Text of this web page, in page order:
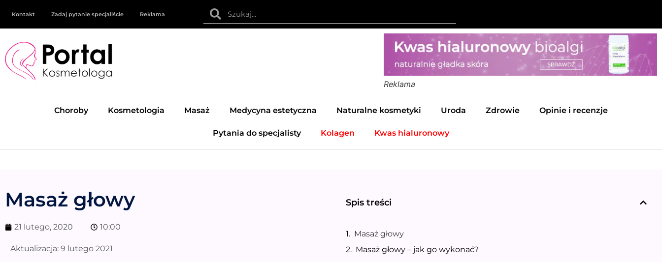
Kontakt Zadaj pytanie specjaliście Reklama
Reklama
Choroby Kosmetologia Masaż Medycyna estetyczna Naturalne kosmetyki Uroda Zdrowie Opinie i recenzje
Pytania do specjalisty Kolagen Kwas hialuronowy
Masaż głowy
21 lutego, 2020 10:00
Aktualizacja: 9 lutego 2021
Spis treści
Masaż głowy
Masaż głowy – jak go wykonać?